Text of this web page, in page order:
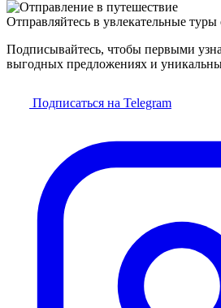
Отправляйтесь в увлекательные
Подписывайтесь, чтобы первыми
выгодных предложениях и
Подписаться на Telegram